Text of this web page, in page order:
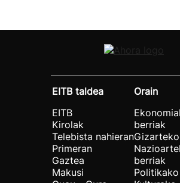
EITB taldea
EITB
Kirolak
Telebista nahieran
Primeran
Gaztea
Makusi
Orain
berriak
berriak